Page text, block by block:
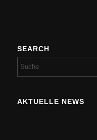
SEARCH
AKTUELLE NEWS